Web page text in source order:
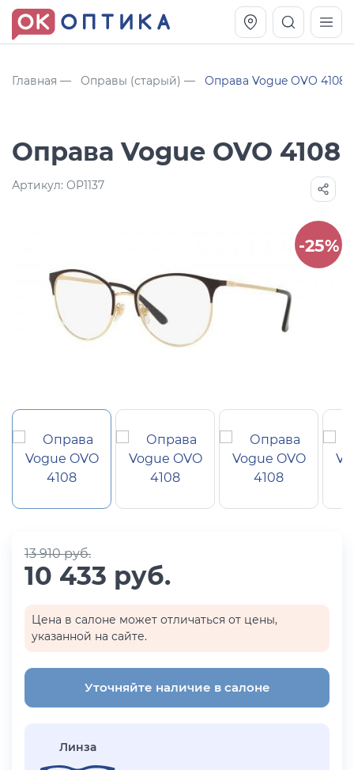
Главная Оправы (старый) Оправа Vogue OVO 4108
Оправа Vogue OVO 4108
Артикул: OP1137
-25%
13 910 руб.
10 433 руб.
Цена в салоне может отличаться от цены,
указанной на сайте.
Уточняйте наличие в салоне
Линза
Vogue OVO5230S
руб.
Оправа Vogue OVO 4025